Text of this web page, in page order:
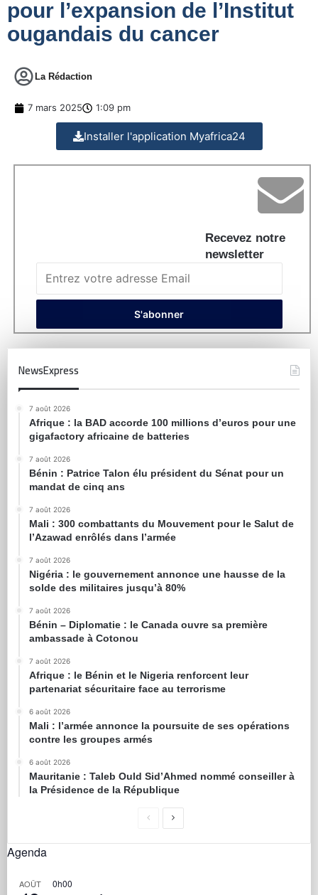
pour l’expansion de l’Institut
ougandais du cancer
La Rédaction
7 mars 2025 1:09 pm
Installer l'application Myafrica24
Recevez notre
newsletter
NewsExpress
7 août 2026
Afrique : la BAD accorde 100 millions d’euros pour une
gigafactory africaine de batteries
7 août 2026
Bénin : Patrice Talon élu président du Sénat pour un
mandat de cinq ans
7 août 2026
Mali : 300 combattants du Mouvement pour le Salut de
l’Azawad enrôlés dans l’armée
7 août 2026
Nigéria : le gouvernement annonce une hausse de la
solde des militaires jusqu’à 80%
7 août 2026
Bénin – Diplomatie : le Canada ouvre sa première
ambassade à Cotonou
7 août 2026
Afrique : le Bénin et le Nigeria renforcent leur
partenariat sécuritaire face au terrorisme
6 août 2026
Mali : l’armée annonce la poursuite de ses opérations
contre les groupes armés
6 août 2026
Mauritanie : Taleb Ould Sid’Ahmed nommé conseiller à
la Présidence de la République
Agenda
AOÛT 0h00